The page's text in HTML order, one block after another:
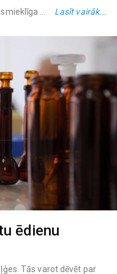
smieklīga … Lasīt vairāk...
ēdienu
Tās varot dēvēt par
septembris 01